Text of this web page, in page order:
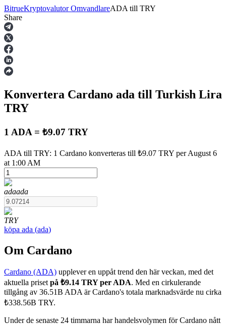
Terminer
USDT Futures
Futures med USDT som säkerhet
COIN-M Futures
Futures för kryptovaluta
BitrueKryptovalutor OmvandlareADA till TRY
Share
Konvertera Cardano ada till Turkish Lira
TRY
1 ADA = ₺9.07 TRY
ADA till TRY: 1 Cardano konverteras till ₺9.07 TRY per August 6
at 1:00 AM
adaada
TRY
köpa ada (ada)
Om Cardano
Cardano (ADA) upplever en uppåt trend den här veckan, med det
aktuella priset på ₺9.14 TRY per ADA. Med en cirkulerande
tillgång av 36.51B ADA är Cardano's totala marknadsvärde nu cirka
₺338.56B TRY.
Under de senaste 24 timmarna har handelsvolymen för Cardano nått